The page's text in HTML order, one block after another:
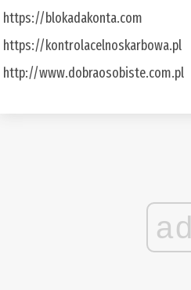
https://blokadakonta.com
https://kontrolacelnoskarbowa.pl
http://www.dobraosobiste.com.pl
ad